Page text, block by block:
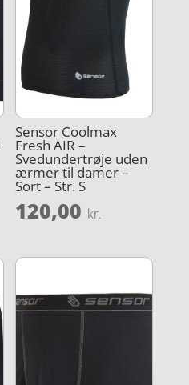
Sensor Coolmax
Fresh AIR –
Svedundertrøje uden
ærmer til damer –
Sort – Str. S
120,00 kr.